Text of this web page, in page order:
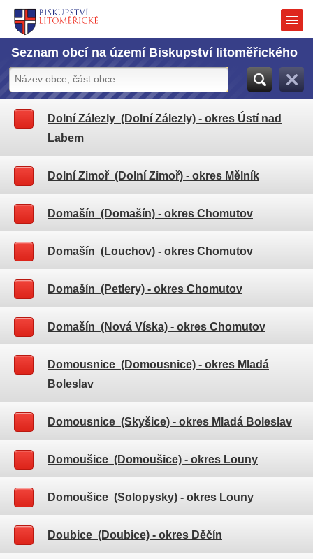
Seznam obcí na území Biskupství litoměřického
Dolní Zálezly (Dolní Zálezly) - okres Ústí nad
Labem
Dolní Zimoř (Dolní Zimoř) - okres Mělník
Domašín (Domašín) - okres Chomutov
Domašín (Louchov) - okres Chomutov
Domašín (Petlery) - okres Chomutov
Domašín (Nová Víska) - okres Chomutov
Domousnice (Domousnice) - okres Mladá
Boleslav
Domousnice (Skyšice) - okres Mladá Boleslav
Domoušice (Domoušice) - okres Louny
Domoušice (Solopysky) - okres Louny
Doubice (Doubice) - okres Děčín